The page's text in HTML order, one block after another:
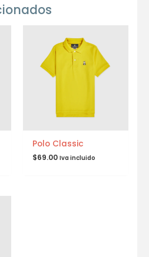
Polo Classic
$69.00 Iva incluido